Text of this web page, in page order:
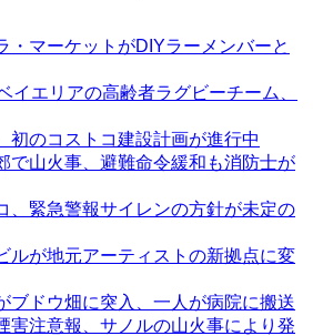
・マーケットがDIYラーメンバーと
イエリアの高齢者ラグビーチーム、
初のコストコ建設計画が進行中
で山火事、避難命令緩和も消防士が
、緊急警報サイレンの方針が未定の
ルが地元アーティストの新拠点に変
ブドウ畑に突入、一人が病院に搬送
害注意報、サノルの山火事により発